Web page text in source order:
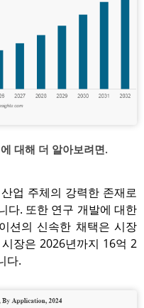
대해 더 알아보려면.
업 주체의 강력한 존재로
다. 또한 연구 개발에 대한
션의 신속한 채택은 시장
장은 2026년까지 16억 2
다.